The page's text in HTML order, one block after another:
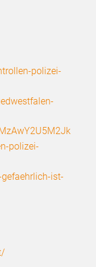
polizei-
polizei-
ist-